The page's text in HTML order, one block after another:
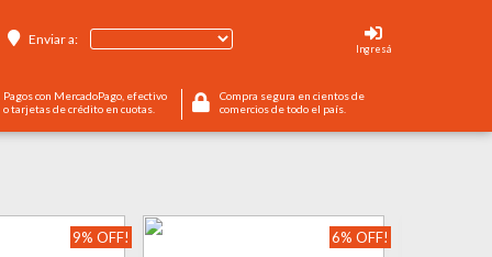
Enviar a:
Ingresá
Pagos con MercadoPago, efectivo
o tarjetas de crédito en cuotas.
Compra segura en cientos de
comercios de todo el país.
9% OFF! 6% OFF!